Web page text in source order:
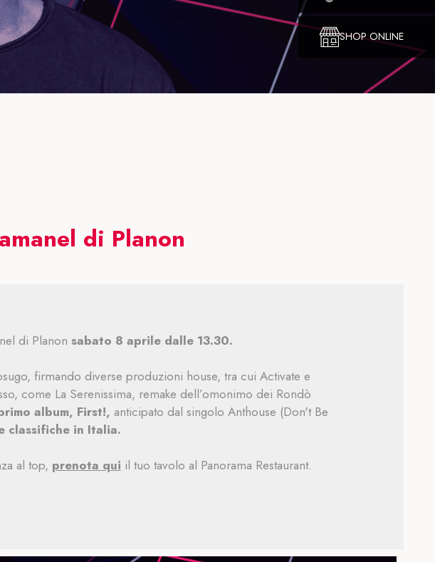
SHOP ONLINE
di Planon
di Planon sabato 8 aprile dalle 13.30.
firmando diverse produzioni house, tra cui Activate e
come La Serenissima, remake dell’omonimo dei Rondò
album, First!, anticipato dal singolo Anthouse (Don't Be
classifiche in Italia.
al top, prenota qui il tuo tavolo al Panorama Restaurant.